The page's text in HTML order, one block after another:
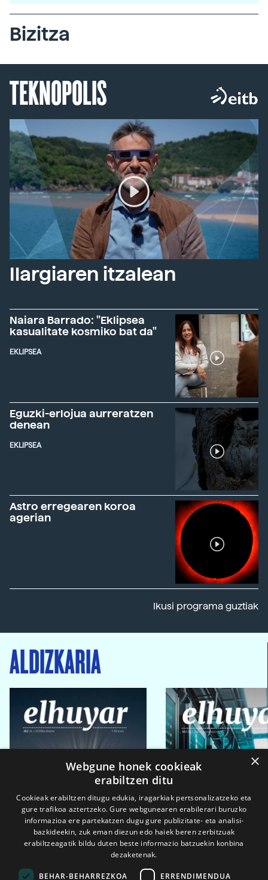
Bizitza
TEKNOPOLIS
Ilargiaren itzalean
Naiara Barrado: "Eklipsea
kasualitate kosmiko bat da"
EKLIPSEA
Eguzki-erlojua aurreratzen
denean
EKLIPSEA
Astro erregearen koroa
agerian
Ikusi programa guztiak
ALDIZKARIA
×
Webgune honek cookieak
erabiltzen ditu
Cookieak erabiltzen ditugu edukia, iragarkiak pertsonalizatzeko eta
gure trafikoa aztertzeko. Gure webgunearen erabilerari buruzko
informazioa ere partekatzen dugu gure publizitate- eta analisi-
bazkideekin, zuk eman diezun edo haiek beren zerbitzuak
erabiltzeagatik bildu duten beste informazio batzuekin konbina
dezaketenak.
BEHAR-BEHARREZKOA ERRENDIMENDUA